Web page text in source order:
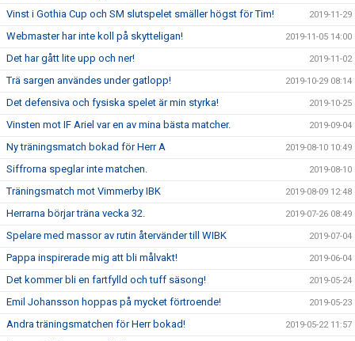
Vinst i Gothia Cup och SM slutspelet smäller högst för Tim! 2019-11-29
Webmaster har inte koll på skytteligan! 2019-11-05 14:00
Det har gått lite upp och ner! 2019-11-02
Trä sargen användes under gatlopp! 2019-10-29 08:14
Det defensiva och fysiska spelet är min styrka! 2019-10-25
Vinsten mot IF Ariel var en av mina bästa matcher. 2019-09-04
Ny träningsmatch bokad för Herr A 2019-08-10 10:49
Siffrorna speglar inte matchen. 2019-08-10
Träningsmatch mot Vimmerby IBK 2019-08-09 12:48
Herrarna börjar träna vecka 32. 2019-07-26 08:49
Spelare med massor av rutin återvänder till WIBK 2019-07-04
Pappa inspirerade mig att bli målvakt! 2019-06-04
Det kommer bli en fartfylld och tuff säsong! 2019-05-24
Emil Johansson hoppas på mycket förtroende! 2019-05-23
Andra träningsmatchen för Herr bokad! 2019-05-22 11:57